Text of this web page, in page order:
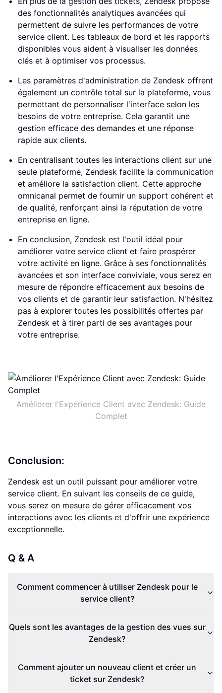
des fonctionnalités analytiques avancées qui
permettent de suivre les performances de votre
service client. Les tableaux de bord et les rapports
disponibles vous aident à visualiser les données
clés et à optimiser vos processus.
Les paramètres d'administration de Zendesk offrent
également un contrôle total sur la plateforme, vous
permettant de personnaliser l'interface selon les
besoins de votre entreprise. Cela garantit une
gestion efficace des demandes et une réponse
rapide aux clients.
En centralisant toutes les interactions client sur une
seule plateforme, Zendesk facilite la communication
et améliore la satisfaction client. Cette approche
omnicanal permet de fournir un support cohérent et
de qualité, renforçant ainsi la réputation de votre
entreprise en ligne.
En conclusion, Zendesk est l'outil idéal pour
améliorer votre service client et faire prospérer
votre activité en ligne. Grâce à ses fonctionnalités
avancées et son interface conviviale, vous serez en
mesure de répondre efficacement aux besoins de
vos clients et de garantir leur satisfaction. N'hésitez
pas à explorer toutes les possibilités offertes par
Zendesk et à tirer parti de ses avantages pour
votre entreprise.
Améliorer l'Expérience Client avec Zendesk: Guide
Complet
Conclusion:
Zendesk est un outil puissant pour améliorer votre
service client. En suivant les conseils de ce guide,
vous serez en mesure de gérer efficacement vos
interactions avec les clients et d'offrir une expérience
exceptionnelle.
Q & A
Comment commencer à utiliser Zendesk pour le
service client?
Quels sont les avantages de la gestion des vues sur
Zendesk?
Comment ajouter un nouveau client et créer un
ticket sur Zendesk?